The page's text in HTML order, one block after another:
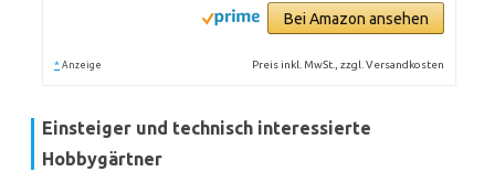
Bei Amazon ansehen
* Anzeige Preis inkl. MwSt., zzgl. Versandkosten
Einsteiger und technisch interessierte
Hobbygärtner